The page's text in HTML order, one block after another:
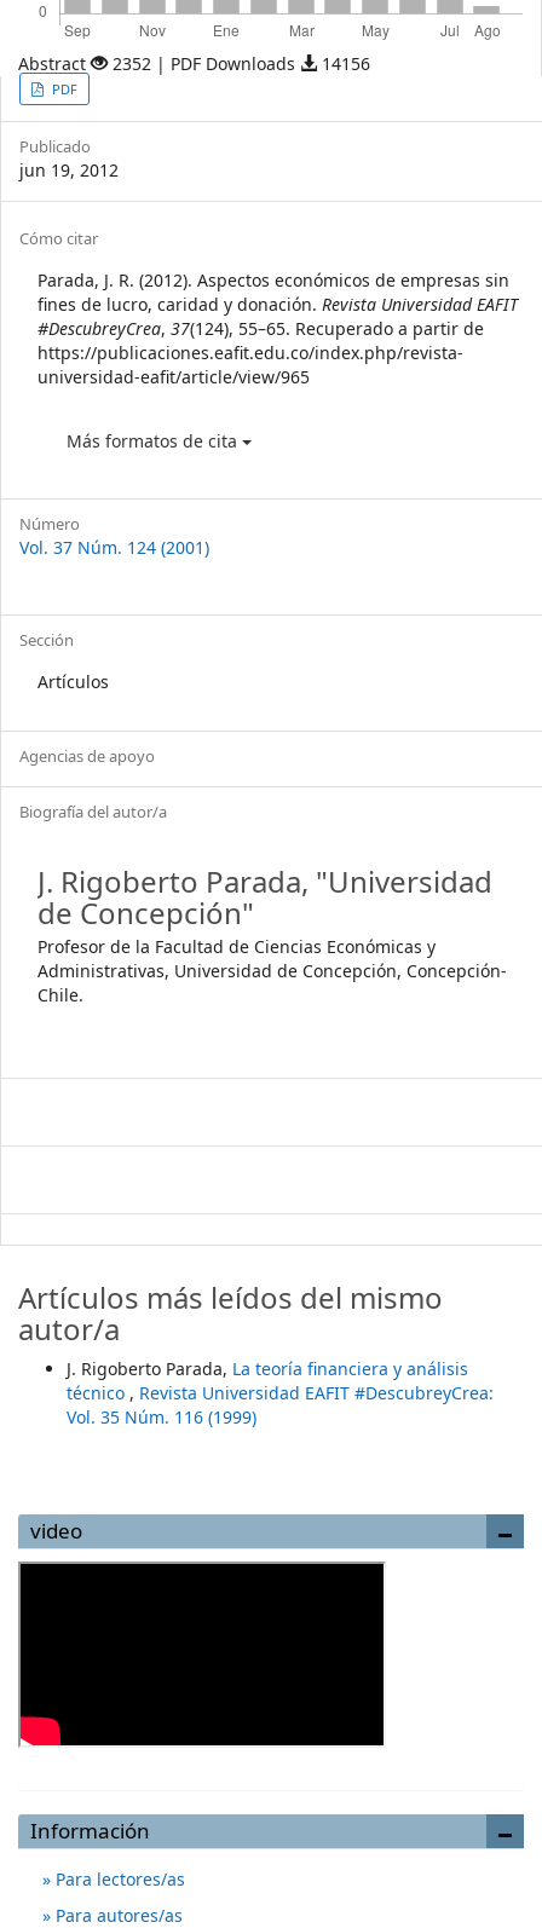
Abstract 2352 | PDF Downloads 14156
Article
Sidebar
PDF
Publicado
jun 19, 2012
Article
Details
Cómo citar
Parada, J. R. (2012). Aspectos económicos de empresas sin
fines de lucro, caridad y donación. Revista Universidad EAFIT
#DescubreyCrea, 37(124), 55–65. Recuperado a partir de
https://publicaciones.eafit.edu.co/index.php/revista-
universidad-eafit/article/view/965
Más formatos de cita
Número
Vol. 37 Núm. 124 (2001)
Sección
Artículos
Agencias de apoyo
Biografía del autor/a
J. Rigoberto Parada, "Universidad
de Concepción"
Profesor de la Facultad de Ciencias Económicas y
Administrativas, Universidad de Concepción, Concepción-
Chile.
Artículos más leídos del mismo
autor/a
J. Rigoberto Parada, La teoría financiera y análisis
técnico , Revista Universidad EAFIT #DescubreyCrea:
Vol. 35 Núm. 116 (1999)
video
Información
Para lectores/as
Para autores/as